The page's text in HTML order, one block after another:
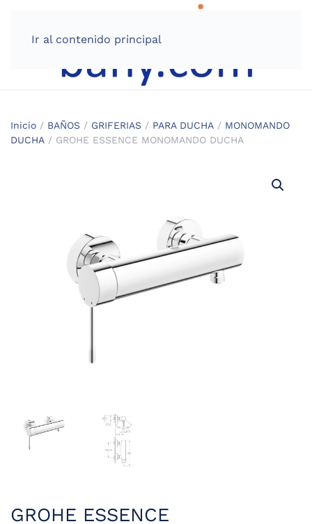
Ir al contenido principal
Inicio / BAÑOS / GRIFERIAS / PARA DUCHA / MONOMANDO
DUCHA / GROHE ESSENCE MONOMANDO DUCHA
GROHE ESSENCE